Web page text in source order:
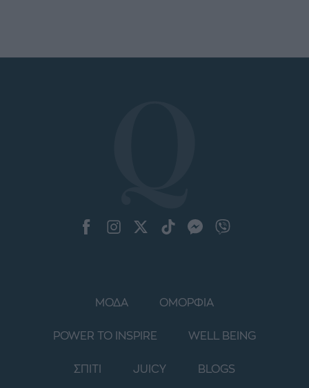
ΜΟΔΑ ΟΜΟΡΦΙΑ
POWER TO INSPIRE WELL BEING
ΣΠΙΤΙ JUICY BLOGS